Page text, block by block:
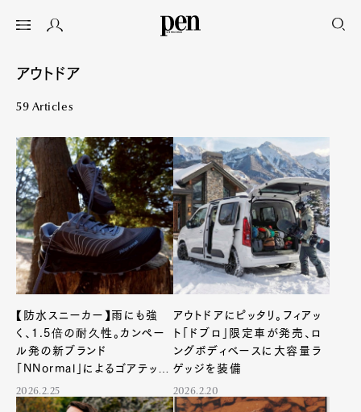
アウトドア
59 Articles
【防水スニーカー】雨にも強
く、1.5倍の耐久性。カンペー
ル発の新ブランド
「NNormal」によるゴアテック
ス新作が、都市生活者の最適
解な理由
2026.2.25
アウトドアにピッタリ。フィアッ
ト「ドブロ」限定車が発売、ロ
ングボディベースに大容量ラ
ゲッジを装備
2026.2.20